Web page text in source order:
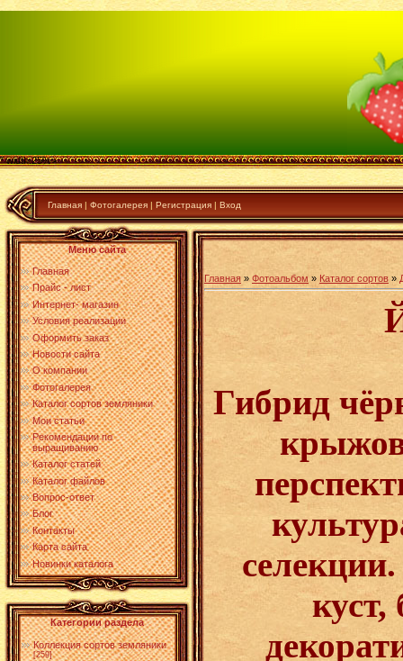
" width:25%>
Главная | Фотогалерея | Регистрация | Вход
Меню сайта
Главная
Прайс - лист
Интернет- магазин
Условия реализации
Оформить заказ
Новости сайта
О компании
Фотогалерея
Каталог сортов земляники
Мои статьи
Рекомендации по
выращиванию
Каталог статей
Каталог файлов
Вопрос-ответ
Блог
Контакты
Карта сайта
Новинки каталога
Категории раздела
Коллекция сортов земляники
[259]
Главная » Фотоальбом » Каталог сортов »
Гибрид